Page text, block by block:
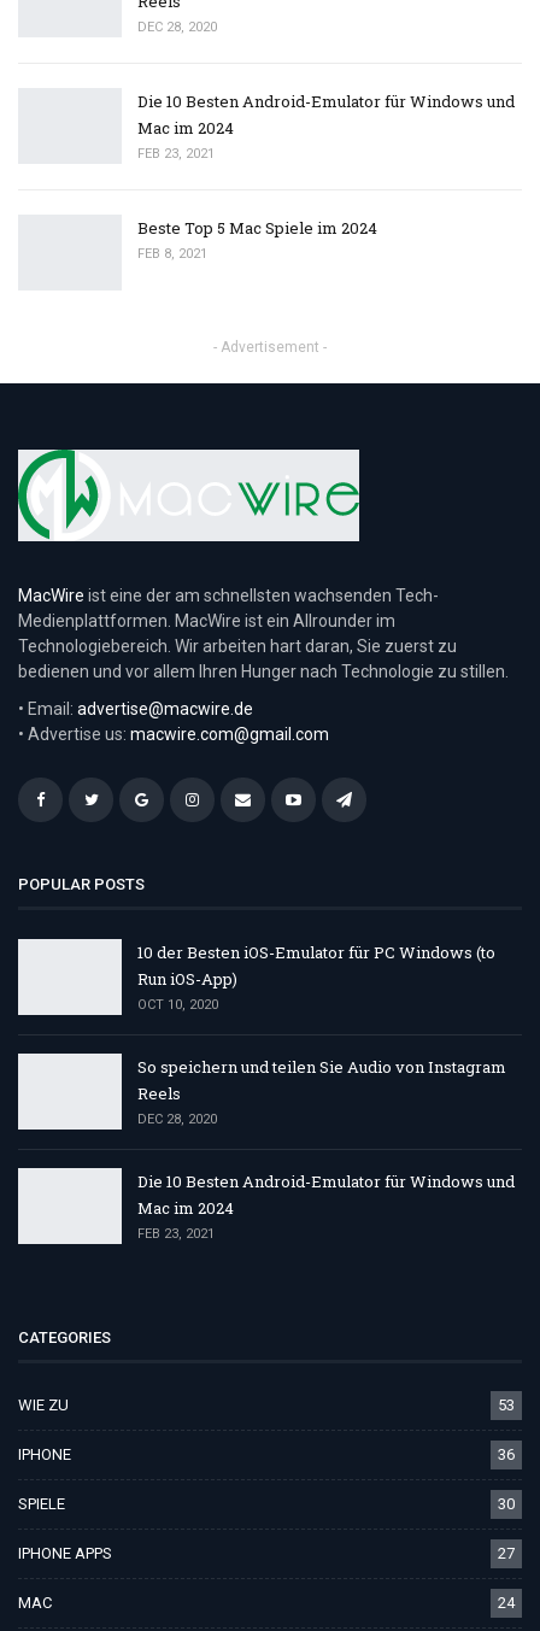
DEC 28, 2020
Die 10 Besten Android-Emulator für Windows und
Mac im 2024
FEB 23, 2021
Beste Top 5 Mac Spiele im 2024
FEB 8, 2021
- Advertisement -
MacWire ist eine der am schnellsten wachsenden Tech-
Medienplattformen. MacWire ist ein Allrounder im
Technologiebereich. Wir arbeiten hart daran, Sie zuerst zu
bedienen und vor allem Ihren Hunger nach Technologie zu stillen.
• Email: advertise@macwire.de
• Advertise us: macwire.com@gmail.com
POPULAR POSTS
10 der Besten iOS-Emulator für PC Windows (to
Run iOS-App)
OCT 10, 2020
So speichern und teilen Sie Audio von Instagram
Reels
DEC 28, 2020
Die 10 Besten Android-Emulator für Windows und
Mac im 2024
FEB 23, 2021
CATEGORIES
WIE ZU 53
IPHONE 36
SPIELE 30
IPHONE APPS 27
MAC 24